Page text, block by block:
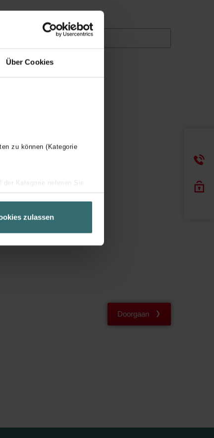
Über Cookies
zu können (Kategorie
Kategorie nehmen Sie
Informationen
einen Link in der
zulassen
Doorgaan